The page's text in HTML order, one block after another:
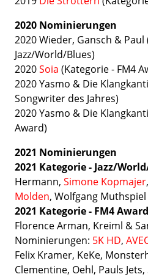
2020 Nominierungen
2020 Wieder, Gansch &
Jazz/World/Blues)
2020Soia (Kategorie - FM4
2020 Yasmo & Die
Songwriter des Jahres)
2020 Yasmo & Die
Award)
2021 Nominierungen
2021 Kategorie - Jazz/
Hermann, Simone Kopmajer
Molden, Wolfgang
2021 Kategorie - FM4
Florence Arman, Kreiml &
Nominierungen: 5K HD,
Felix Kramer, KeKe,
Clementine, Oehl, Pauls